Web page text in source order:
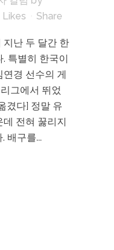
Likes Share
지난 두 달간 한
특별히 한국이
경 선수의 게
그에서 뛰었
겼다] 정말 유
전혀 꿇리지
배구를...